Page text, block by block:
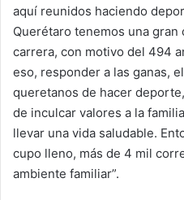
aquí reunidos haciendo
Querétaro tenemos una
carrera, con motivo del 494
eso, responder a las ganas,
queretanos de hacer
de inculcar valores a la
llevar una vida saludable.
cupo lleno, más de 4 mil
ambiente familiar”.